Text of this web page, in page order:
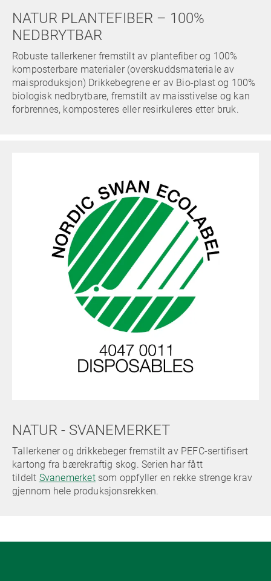
NATUR PLANTEFIBER – 100%
NEDBRYTBAR
Robuste tallerkener fremstilt av plantefiber og 100%
komposterbare materialer (overskuddsmateriale av
maisproduksjon) Drikkebegrene er av Bio-plast og 100%
biologisk nedbrytbare, fremstilt av maisstivelse og kan
forbrennes, komposteres eller resirkuleres etter bruk.
NATUR - SVANEMERKET
Tallerkener og drikkebeger fremstilt av PEFC-sertifisert
kartong fra bærekraftig skog. Serien har fått
tildelt Svanemerketsom oppfyller en rekke strenge krav
gjennom hele produksjonsrekken.